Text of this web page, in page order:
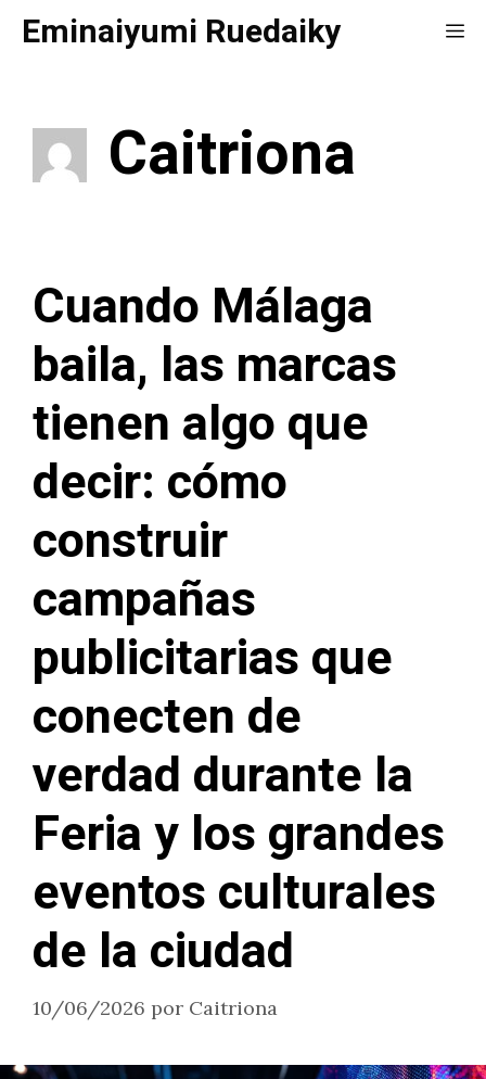
SaltarEminaiyumi Ruedaiky
Caitriona
Cuando Málaga
baila, las marcas
tienen algo que
decir: cómo
construir
campañas
publicitarias que
conecten de
verdad durante la
Feria y los grandes
eventos culturales
de la ciudad
10/06/2026 por Caitriona